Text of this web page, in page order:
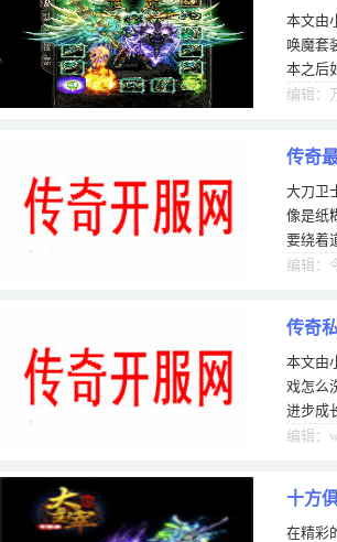
装
本文由
唤魔套
本之后
新装备
编辑：
传奇
大刀卫
像是纸
要绕着
大刀坐
编辑：
传奇
本文由
戏怎么
进步成
能让玩
编辑：
十方
在精彩